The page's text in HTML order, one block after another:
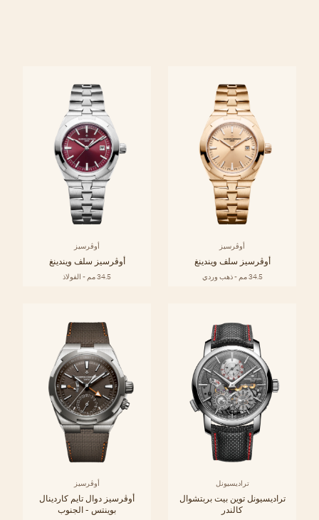
أوڤرسيز
أوڤرسيز سلف ويندينغ
34.5 مم - ذهب وردي
أوڤرسيز
أوڤرسيز سلف ويندينغ
34.5 مم - الفولاذ
تراديسيونل
تراديسيونل توين بيت بربتشوال
كالندر
أوڤرسيز
أوڤرسيز دوال تايم كاردينال
بوينتس - الجنوب